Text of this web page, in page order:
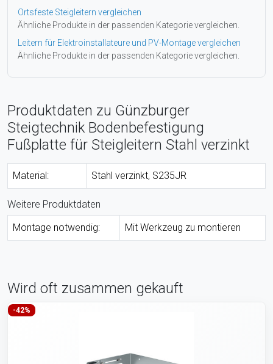
Ortsfeste Steigleitern vergleichen
Ähnliche Produkte in der passenden Kategorie vergleichen.
Leitern für Elektroinstallateure und PV-Montage vergleichen
Ähnliche Produkte in der passenden Kategorie vergleichen.
Produktdaten zu Günzburger
Steigtechnik Bodenbefestigung
Fußplatte für Steigleitern Stahl verzinkt
Material: Stahl verzinkt, S235JR
Weitere Produktdaten
Montage notwendig:
Mit Werkzeug zu montieren
Wird oft zusammen gekauft
-42%